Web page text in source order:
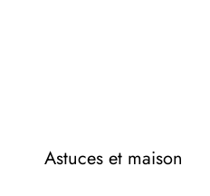
Astuces et maison